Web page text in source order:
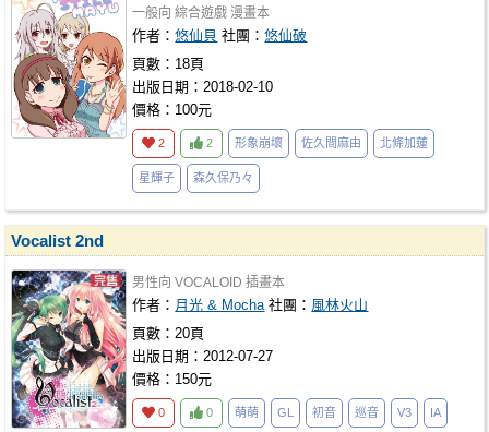
一般向 綜合遊戲 漫畫本
作者：悠仙貝 社團：悠仙破
頁數：18頁
出版日期：2018-02-10
價格：100元
2 2 形象崩壞 佐久間麻由 北條加蓮
星輝子 森久保乃々
Vocalist 2nd
男性向 VOCALOID 插畫本
作者： 月光 & Mocha 社團： 風林火山
頁數：20頁
出版日期：2012-07-27
價格：150元
0 0 萌萌 GL 初音 巡音 V3 IA